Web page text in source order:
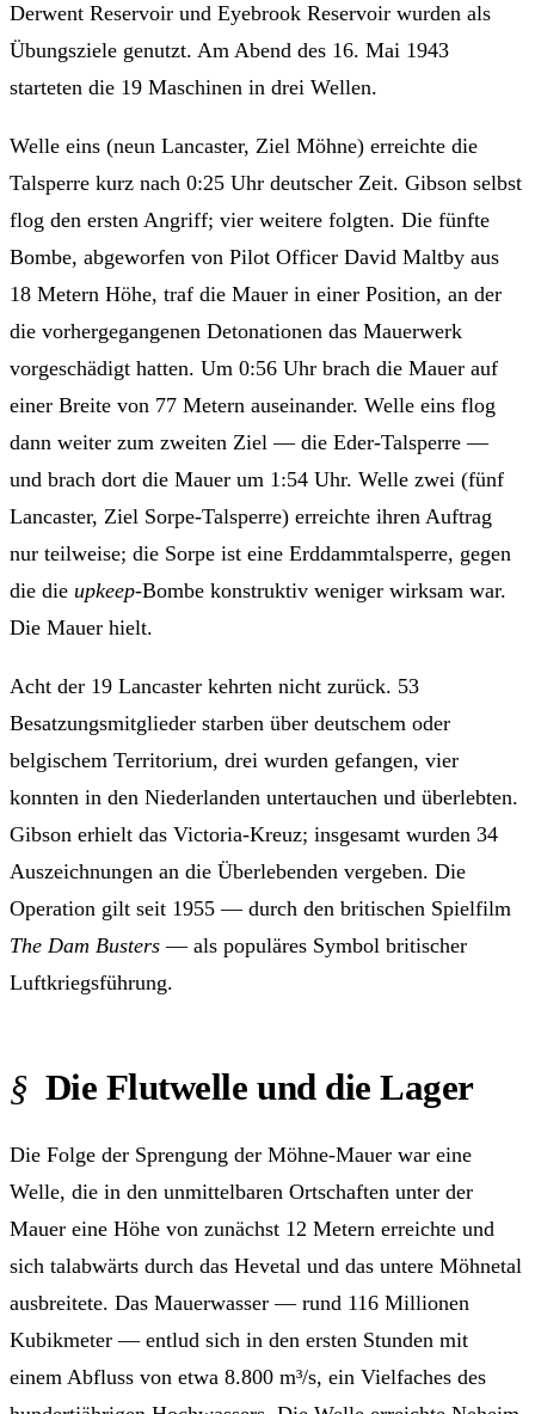
Derwent Reservoir und Eyebrook Reservoir wurden als
Übungsziele genutzt. Am Abend des 16. Mai 1943
starteten die 19 Maschinen in drei Wellen.
Welle eins (neun Lancaster, Ziel Möhne) erreichte die
Talsperre kurz nach 0:25 Uhr deutscher Zeit. Gibson selbst
flog den ersten Angriff; vier weitere folgten. Die fünfte
Bombe, abgeworfen von Pilot Officer David Maltby aus
18 Metern Höhe, traf die Mauer in einer Position, an der
die vorhergegangenen Detonationen das Mauerwerk
vorgeschädigt hatten. Um 0:56 Uhr brach die Mauer auf
einer Breite von 77 Metern auseinander. Welle eins flog
dann weiter zum zweiten Ziel — die Eder-Talsperre —
und brach dort die Mauer um 1:54 Uhr. Welle zwei (fünf
Lancaster, Ziel Sorpe-Talsperre) erreichte ihren Auftrag
nur teilweise; die Sorpe ist eine Erddammtalsperre, gegen
die die upkeep-Bombe konstruktiv weniger wirksam war.
Die Mauer hielt.
Acht der 19 Lancaster kehrten nicht zurück. 53
Besatzungsmitglieder starben über deutschem oder
belgischem Territorium, drei wurden gefangen, vier
konnten in den Niederlanden untertauchen und überlebten.
Gibson erhielt das Victoria-Kreuz; insgesamt wurden 34
Auszeichnungen an die Überlebenden vergeben. Die
Operation gilt seit 1955 — durch den britischen Spielfilm
The Dam Busters — als populäres Symbol britischer
Luftkriegsführung.
Die Flutwelle und die Lager
Die Folge der Sprengung der Möhne-Mauer war eine
Welle, die in den unmittelbaren Ortschaften unter der
Mauer eine Höhe von zunächst 12 Metern erreichte und
sich talabwärts durch das Hevetal und das untere Möhnetal
ausbreitete. Das Mauerwasser — rund 116 Millionen
Kubikmeter — entlud sich in den ersten Stunden mit
einem Abfluss von etwa 8.800 m³/s, ein Vielfaches des